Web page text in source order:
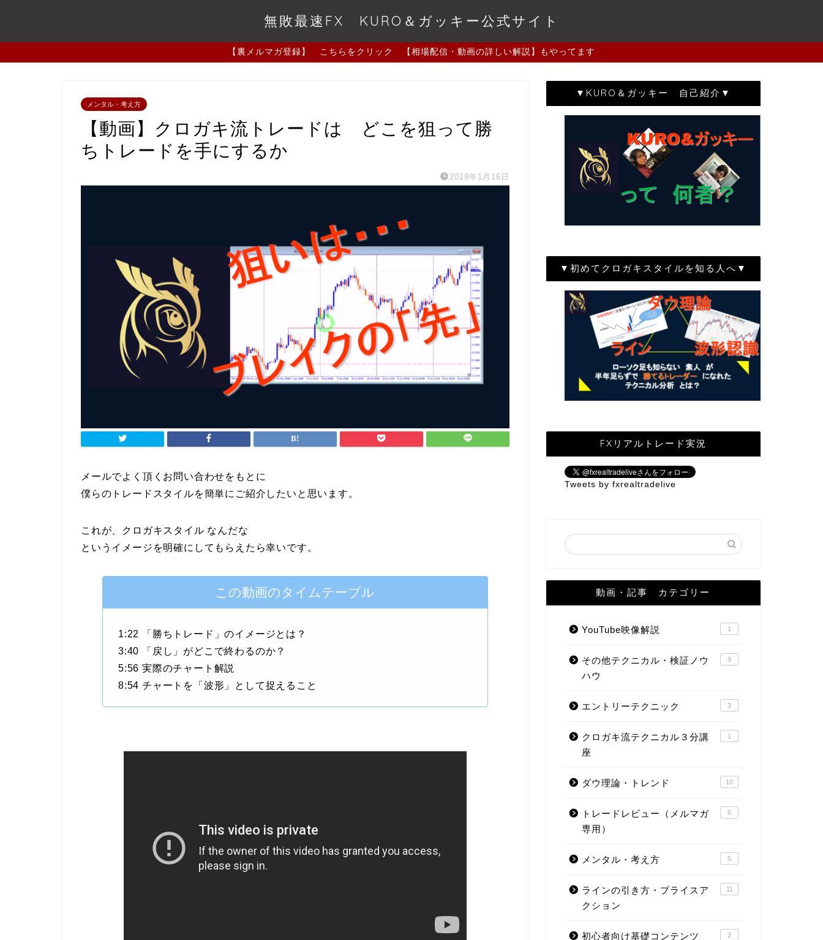
無敗最速FX KURO＆ガッキー公式サイト
【裏メルマガ登録】 こちらをクリック 【相場配信・動画の詳しい解説】もやってます
メンタル・考え方
【動画】クロガキ流トレードは どこを狙って勝
ちトレードを手にするか
2019年1月16日
メールでよく頂くお問い合わせをもとに
僕らのトレードスタイルを簡単にご紹介したいと思います。
これが、クロガキスタイル なんだな
というイメージを明確にしてもらえたら幸いです。
この動画のタイムテーブル
1:22 「勝ちトレード」のイメージとは？
3:40 「戻し」がどこで終わるのか？
5:56 実際のチャート解説
8:54 チャートを「波形」として捉えること
▼KURO＆ガッキー 自己紹介▼
▼初めてクロガキスタイルを知る人へ▼
FXリアルトレード実況
Tweets by fxrealtradelive
動画・記事 カテゴリー
YouTube映像解説 1
その他テクニカル・検証ノウ
ハウ
9
エントリーテクニック 3
クロガキ流テクニカル３分講
座
1
ダウ理論・トレンド 10
トレードレビュー（メルマガ
専用）
6
メンタル・考え方 5
ラインの引き方・プライスア
クション
11
初心者向け基礎コンテンツ 2